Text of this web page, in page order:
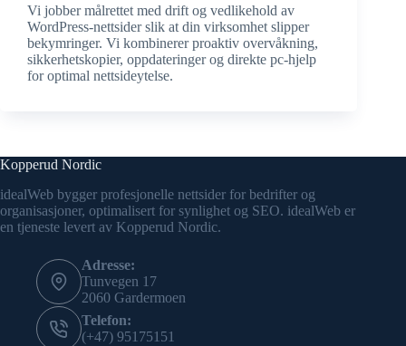
Vi jobber målrettet med drift og vedlikehold av
WordPress-nettsider slik at din virksomhet slipper
bekymringer. Vi kombinerer proaktiv overvåkning,
sikkerhetskopier, oppdateringer og direkte pc-hjelp
for optimal nettsideytelse.
Kopperud Nordic
idealWeb bygger profesjonelle nettsider for bedrifter og
organisasjoner, optimalisert for synlighet og SEO. idealWeb er
en tjeneste levert av Kopperud Nordic.
Adresse:
Tunvegen 17
2060 Gardermoen
Telefon:
(+47) 95175151